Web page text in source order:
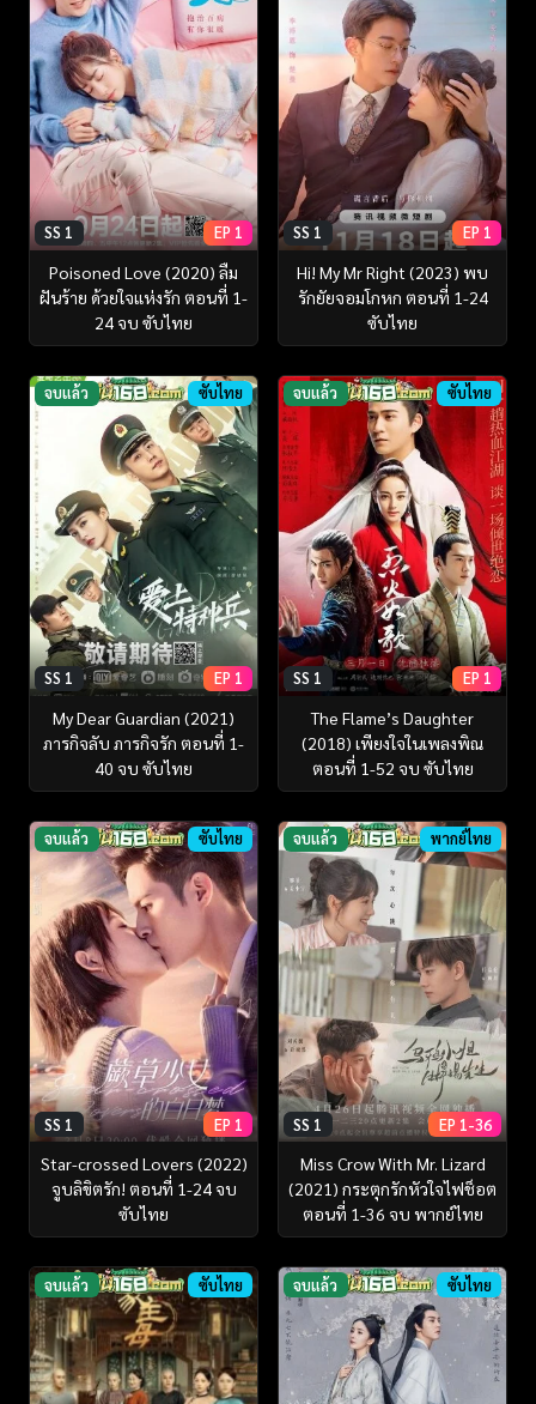
SS 1 EP 1
Poisoned Love (2020) ลืม
ฝันร้าย ด้วยใจแห่งรัก ตอนที่ 1-
24 จบ ซับไทย
SS 1 EP 1
Hi! My Mr Right (2023) พบ
รักยัยจอมโกหก ตอนที่ 1-24
ซับไทย
จบแล้ว ซับไทย
SS 1 EP 1
My Dear Guardian (2021)
ภารกิจลับ ภารกิจรัก ตอนที่ 1-
40 จบ ซับไทย
จบแล้ว ซับไทย
SS 1 EP 1
The Flame’s Daughter
(2018) เพียงใจในเพลงพิณ
ตอนที่ 1-52 จบ ซับไทย
จบแล้ว ซับไทย
SS 1 EP 1
Star-crossed Lovers (2022)
จูบลิขิตรัก! ตอนที่ 1-24 จบ
ซับไทย
จบแล้ว พากย์ไทย
SS 1 EP 1-36
Miss Crow With Mr. Lizard
(2021) กระตุกรักหัวใจไฟช็อต
ตอนที่ 1-36 จบ พากย์ไทย
จบแล้ว ซับไทย จบแล้ว ซับไทย